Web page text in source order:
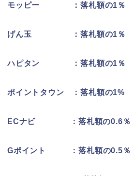
モッピー ：落札額の1％
げん玉 ：落札額の1％
ハピタン ：落札額の1％
ポイントタウン ：落札額の1%
ECナビ ：落札額の0.6％
Gポイント ：落札額の0.5％